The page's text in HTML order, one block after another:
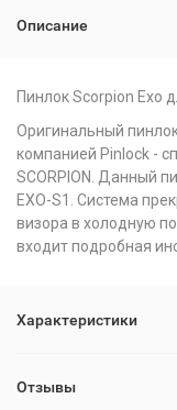
Описание
Пинлок Scorpion Exo
Оригинальный
компанией Pinlock -
SCORPION. Данный
EXO-S1. Система
визора в холодную
входит подробная
Характеристики
Отзывы